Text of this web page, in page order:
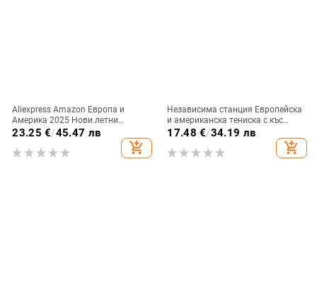
Aliexpress Amazon Европа и
Америка 2025 Нови летни
дантелени топове с V-образно
деколте, дамски, чистоцветни, без
ръкави
23.25 €/45.47 лв
add_shopping_cart
Независима станция Европейска
и американска тениска с къс
ръкав, дамска черешова
леопардова щампа, черешова
кръгла яка, свободна тениска с
17.48 €/34.19 лв
add_shopping_cart